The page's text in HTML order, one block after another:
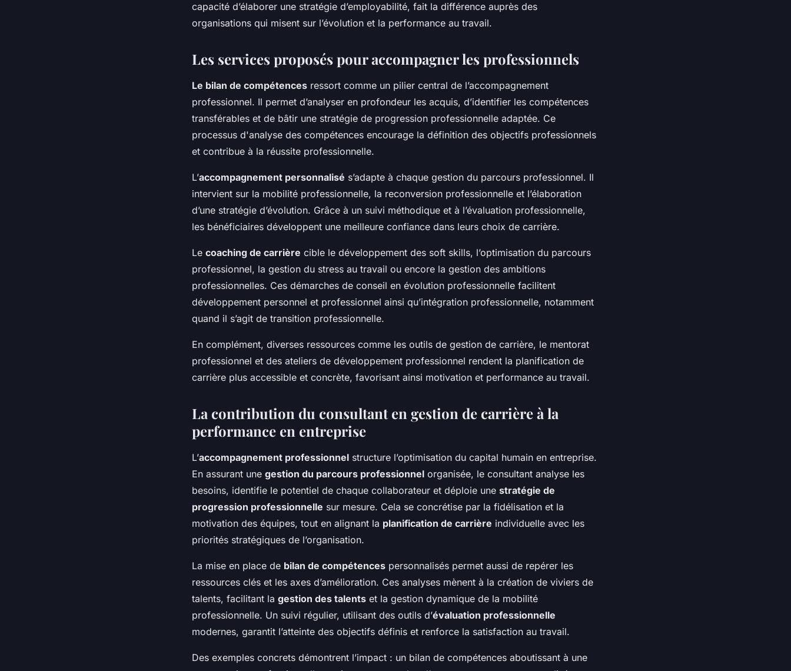
capacité d’élaborer une stratégie d’employabilité, fait la différence auprès des
organisations qui misent sur l’évolution et la performance au travail.
Les services proposés pour accompagner les professionnels
Le bilan de compétences ressort comme un pilier central de l’accompagnement
professionnel. Il permet d’analyser en profondeur les acquis, d’identifier les compétences
transférables et de bâtir une stratégie de progression professionnelle adaptée. Ce
processus d'analyse des compétences encourage la définition des objectifs professionnels
et contribue à la réussite professionnelle.
L’accompagnement personnalisé s’adapte à chaque gestion du parcours professionnel. Il
intervient sur la mobilité professionnelle, la reconversion professionnelle et l’élaboration
d’une stratégie d’évolution. Grâce à un suivi méthodique et à l’évaluation professionnelle,
les bénéficiaires développent une meilleure confiance dans leurs choix de carrière.
Le coaching de carrière cible le développement des soft skills, l’optimisation du parcours
professionnel, la gestion du stress au travail ou encore la gestion des ambitions
professionnelles. Ces démarches de conseil en évolution professionnelle facilitent
développement personnel et professionnel ainsi qu’intégration professionnelle, notamment
quand il s’agit de transition professionnelle.
En complément, diverses ressources comme les outils de gestion de carrière, le mentorat
professionnel et des ateliers de développement professionnel rendent la planification de
carrière plus accessible et concrète, favorisant ainsi motivation et performance au travail.
La contribution du consultant en gestion de carrière à la
performance en entreprise
L’accompagnement professionnel structure l’optimisation du capital humain en entreprise.
En assurant une gestion du parcours professionnel organisée, le consultant analyse les
besoins, identifie le potentiel de chaque collaborateur et déploie une stratégie de
progression professionnelle sur mesure. Cela se concrétise par la fidélisation et la
motivation des équipes, tout en alignant la planification de carrière individuelle avec les
priorités stratégiques de l’organisation.
La mise en place de bilan de compétences personnalisés permet aussi de repérer les
ressources clés et les axes d’amélioration. Ces analyses mènent à la création de viviers de
talents, facilitant la gestion des talents et la gestion dynamique de la mobilité
professionnelle. Un suivi régulier, utilisant des outils d’évaluation professionnelle
modernes, garantit l’atteinte des objectifs définis et renforce la satisfaction au travail.
Des exemples concrets démontrent l’impact : un bilan de compétences aboutissant à une